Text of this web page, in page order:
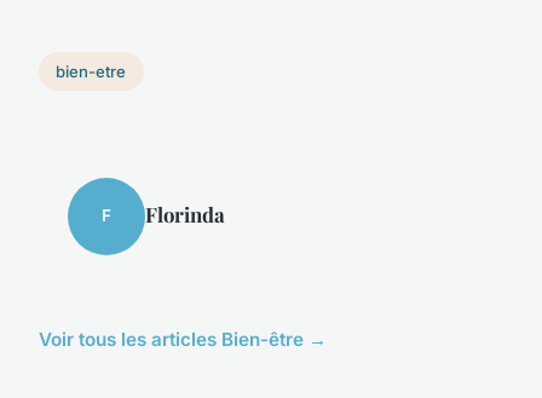
bien-etre
F Florinda
Voir tous les articles Bien-être →